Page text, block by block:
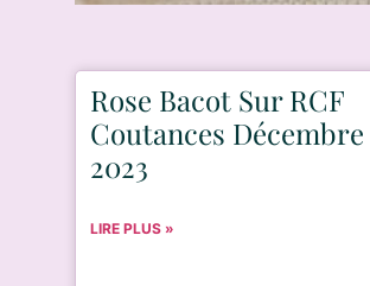
Rose Bacot Sur RCF
Coutances Décembre
2023
LIRE PLUS »